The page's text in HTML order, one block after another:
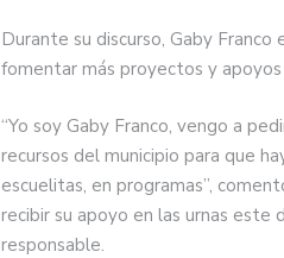
Durante su discurso, Gaby
fomentar más proyectos y apoyos
“Yo soy Gaby Franco, vengo a
recursos del municipio para que
escuelitas, en programas”,
recibir su apoyo en las urnas este
responsable.